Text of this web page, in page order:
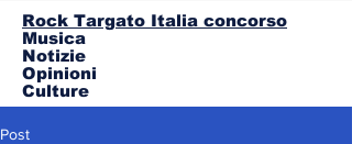
Rock Targato Italia concorso
Musica
Notizie
Opinioni
Culture
Post